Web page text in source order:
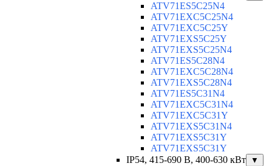
ATV71ES5C25N4
ATV71EXC5C25N4
ATV71EXC5C25Y
ATV71EXS5C25Y
ATV71EXS5C25N4
ATV71ES5C28N4
ATV71EXC5C28N4
ATV71EXS5C28N4
ATV71ES5C31N4
ATV71EXC5C31N4
ATV71EXC5C31Y
ATV71EXS5C31N4
ATV71EXS5C31Y
ATV71EXS5C31Y
IP54, 415-690 B, 400-630 кВт
▼